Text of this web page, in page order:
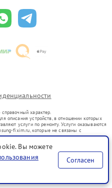
характер.
описания устройств, в отношении которых
услуги по ремонту. Услуги оказываются
fixim.ru, которые не связаны с
представителями.
в гражданский оборот в соответствии
индивидуализации услуг или введения
о предоставляемых услугах по
публичной офертой, определяемой
РФ
Вы можете
Согласен